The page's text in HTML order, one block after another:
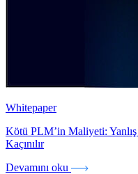
Whitepaper
Kötü PLM’in Maliyeti:
Kaçınılır
Devamını oku